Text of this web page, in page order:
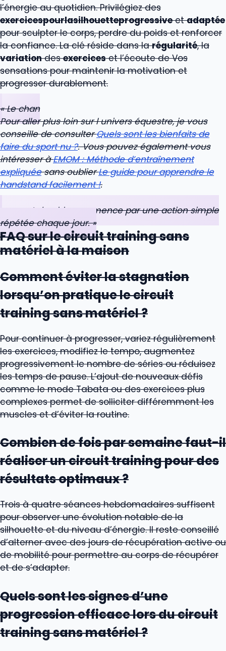
l’énergie au quotidien. Privilégiez des
exercicespourlasilhouetteprogressiveetadaptée
pour sculpter le corps, perdre du poids et renforcer
la confiance. La clé réside dans larégularité, la
variationdesexerciceset l’écoute de Vos
sensations pour maintenir la motivation et
progresser durablement.
« Le chan
Pour aller plus loin sur l univers équestre, je vous
conseille de consulterQuels sont les bienfaits de
faire du sport nu ?. Vous pouvez également vous
intéresser àEMOM : Méthode d’entraînement
expliquéesans oublierLe guide pour apprendre le
handstand facilement !.
gement durable commence par une action simple
répétée chaque jour. »
FAQ sur le circuit training sans
matériel à la maison
Comment éviter la stagnation
lorsqu’on pratique le circuit
training sans matériel ?
Pour continuer à progresser, variez régulièrement
les exercices, modifiez le tempo, augmentez
progressivement le nombre de séries ou réduisez
les temps de pause. L’ajout de nouveaux défis
comme le mode Tabata ou des exercices plus
complexes permet de solliciter différemment les
muscles et d’éviter la routine.
Combien de fois par semaine faut-il
réaliser un circuit training pour des
résultats optimaux ?
Trois à quatre séances hebdomadaires suffisent
pour observer une évolution notable de la
silhouette et du niveau d’énergie. Il reste conseillé
d’alterner avec des jours de récupération active ou
de mobilité pour permettre au corps de récupérer
et de s’adapter.
Quels sont les signes d’une
progression efficace lors du circuit
training sans matériel ?